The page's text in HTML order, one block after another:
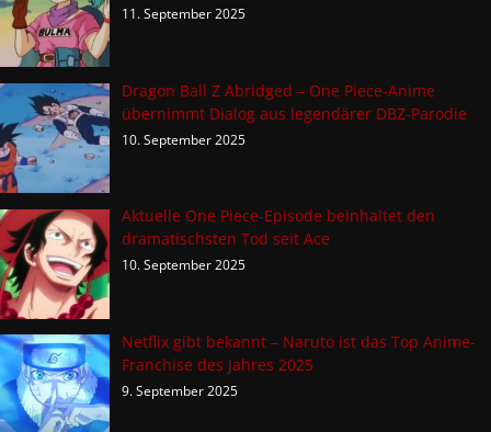
11. September 2025
Dragon Ball Z Abridged – One Piece-Anime
übernimmt Dialog aus legendärer DBZ-Parodie
10. September 2025
Aktuelle One Piece-Episode beinhaltet den
dramatischsten Tod seit Ace
10. September 2025
Netflix gibt bekannt – Naruto ist das Top Anime-
Franchise des Jahres 2025
9. September 2025